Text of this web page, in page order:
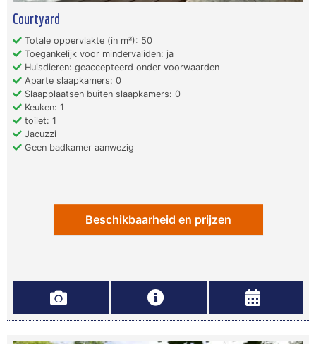
Courtyard
Totale oppervlakte (in m²): 50
Toegankelijk voor mindervaliden: ja
Huisdieren: geaccepteerd onder voorwaarden
Aparte slaapkamers: 0
Slaapplaatsen buiten slaapkamers: 0
Keuken: 1
toilet: 1
Jacuzzi
Geen badkamer aanwezig
Beschikbaarheid en prijzen